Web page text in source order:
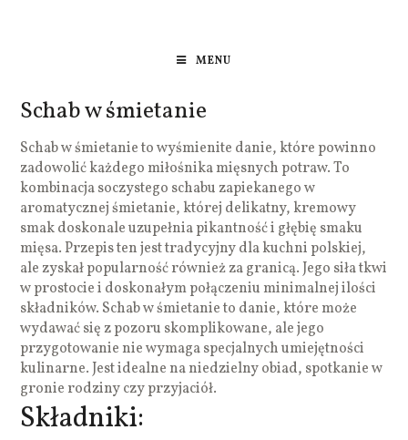
MENU
Schab w śmietanie
Schab w śmietanie to wyśmienite danie, które powinno
zadowolić każdego miłośnika mięsnych potraw. To
kombinacja soczystego schabu zapiekanego w
aromatycznej śmietanie, której delikatny, kremowy
smak doskonale uzupełnia pikantność i głębię smaku
mięsa. Przepis ten jest tradycyjny dla kuchni polskiej,
ale zyskał popularność również za granicą. Jego siła tkwi
w prostocie i doskonałym połączeniu minimalnej ilości
składników. Schab w śmietanie to danie, które może
wydawać się z pozoru skomplikowane, ale jego
przygotowanie nie wymaga specjalnych umiejętności
kulinarne. Jest idealne na niedzielny obiad, spotkanie w
gronie rodziny czy przyjaciół.
Składniki: